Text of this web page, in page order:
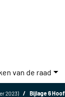
van de raad
2023) Bijlage 6